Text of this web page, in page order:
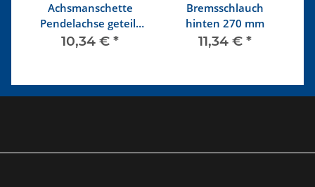
Achsmanschette
Pendelachse geteilt
(Satz)
10,34 € *
Bremsschlauch
hinten 270 mm
11,34 € *